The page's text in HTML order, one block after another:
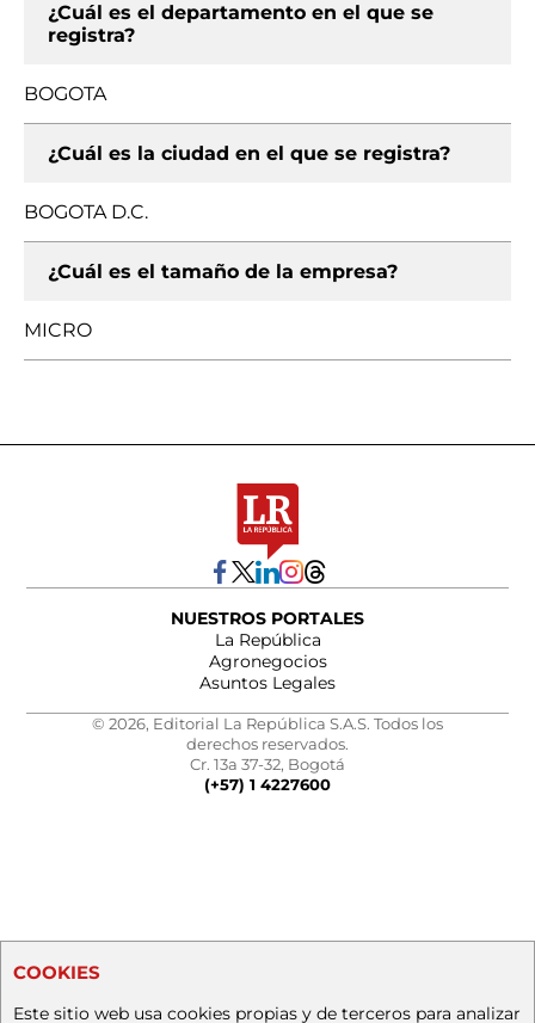
¿Cuál es el departamento en el que se
registra?
BOGOTA
¿Cuál es la ciudad en el que se registra?
BOGOTA D.C.
¿Cuál es el tamaño de la empresa?
MICRO
NUESTROS PORTALES
La República
Agronegocios
Asuntos Legales
© 2026, Editorial La República S.A.S. Todos los
derechos reservados.
Cr. 13a 37-32, Bogotá
(+57) 1 4227600
COOKIES
Este sitio web usa cookies propias y de terceros para analizar